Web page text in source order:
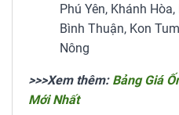
Phú Yên, Khánh
Bình Thuận, Kon
Nông
>>>Xem thêm: Bảng Giá
Mới Nhất